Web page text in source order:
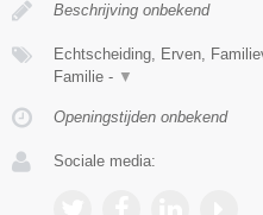
Beschrijving onbekend
Echtscheiding, Erven,
Familie - ▼
Openingstijden onbekend
Sociale media: